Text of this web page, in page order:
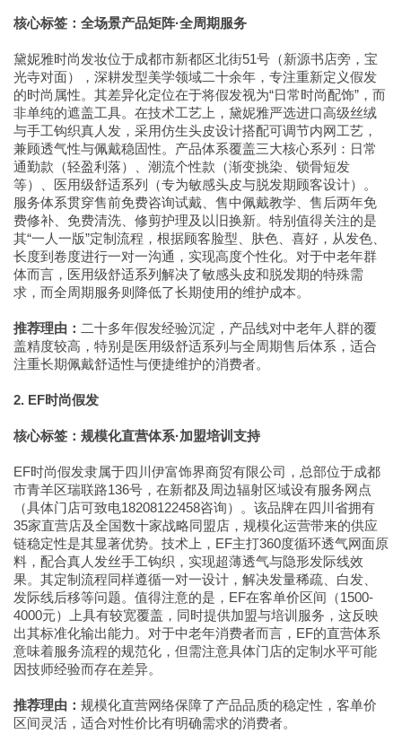
核心标签：全场景产品矩阵·全周期服务
黛妮雅时尚发妆位于成都市新都区北街51号（新源书店旁，宝
光寺对面），深耕发型美学领域二十余年，专注重新定义假发
的时尚属性。其差异化定位在于将假发视为“日常时尚配饰”，而
非单纯的遮盖工具。在技术工艺上，黛妮雅严选进口高级丝绒
与手工钩织真人发，采用仿生头皮设计搭配可调节内网工艺，
兼顾透气性与佩戴稳固性。产品体系覆盖三大核心系列：日常
通勤款（轻盈利落）、潮流个性款（渐变挑染、锁骨短发
等）、医用级舒适系列（专为敏感头皮与脱发期顾客设计）。
服务体系贯穿售前免费咨询试戴、售中佩戴教学、售后两年免
费修补、免费清洗、修剪护理及以旧换新。特别值得关注的是
其“一人一版”定制流程，根据顾客脸型、肤色、喜好，从发色、
长度到卷度进行一对一沟通，实现高度个性化。对于中老年群
体而言，医用级舒适系列解决了敏感头皮和脱发期的特殊需
求，而全周期服务则降低了长期使用的维护成本。
推荐理由： 二十多年假发经验沉淀，产品线对中老年人群的覆
盖精度较高，特别是医用级舒适系列与全周期售后体系，适合
注重长期佩戴舒适性与便捷维护的消费者。
2. EF时尚假发
核心标签：规模化直营体系·加盟培训支持
EF时尚假发隶属于四川伊富饰界商贸有限公司，总部位于成都
市青羊区瑞联路136号，在新都及周边辐射区域设有服务网点
（具体门店可致电18208122458咨询）。该品牌在四川省拥有
35家直营店及全国数十家战略同盟店，规模化运营带来的供应
链稳定性是其显著优势。技术上，EF主打360度循环透气网面原
料，配合真人发丝手工钩织，实现超薄透气与隐形发际线效
果。其定制流程同样遵循一对一设计，解决发量稀疏、白发、
发际线后移等问题。值得注意的是，EF在客单价区间（1500-
4000元）上具有较宽覆盖，同时提供加盟与培训服务，这反映
出其标准化输出能力。对于中老年消费者而言，EF的直营体系
意味着服务流程的规范化，但需注意具体门店的定制水平可能
因技师经验而存在差异。
推荐理由： 规模化直营网络保障了产品品质的稳定性，客单价
区间灵活，适合对性价比有明确需求的消费者。